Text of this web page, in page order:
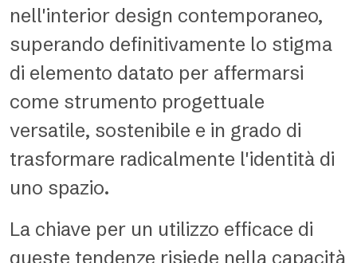
nell'interior design contemporaneo,
superando definitivamente lo stigma
di elemento datato per affermarsi
come strumento progettuale
versatile, sostenibile e in grado di
trasformare radicalmente l'identità di
uno spazio.
La chiave per un utilizzo efficace di
queste tendenze risiede nella capacità